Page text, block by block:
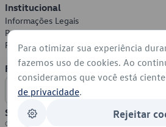
Institucional
Informações Legais
Política de Privacidade
Política de Cookies
Formas de Pagamento
Segurança
Para otimizar sua experiência
fazemos uso de cookies. Ao
consideramos que você está
de privacidade.
Rejeitar